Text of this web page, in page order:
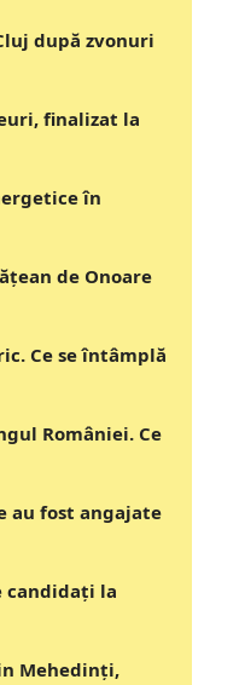
după zvonuri
finalizat la
în
de Onoare
Ce se întâmplă
României. Ce
au fost angajate
candidați la
Mehedinți,